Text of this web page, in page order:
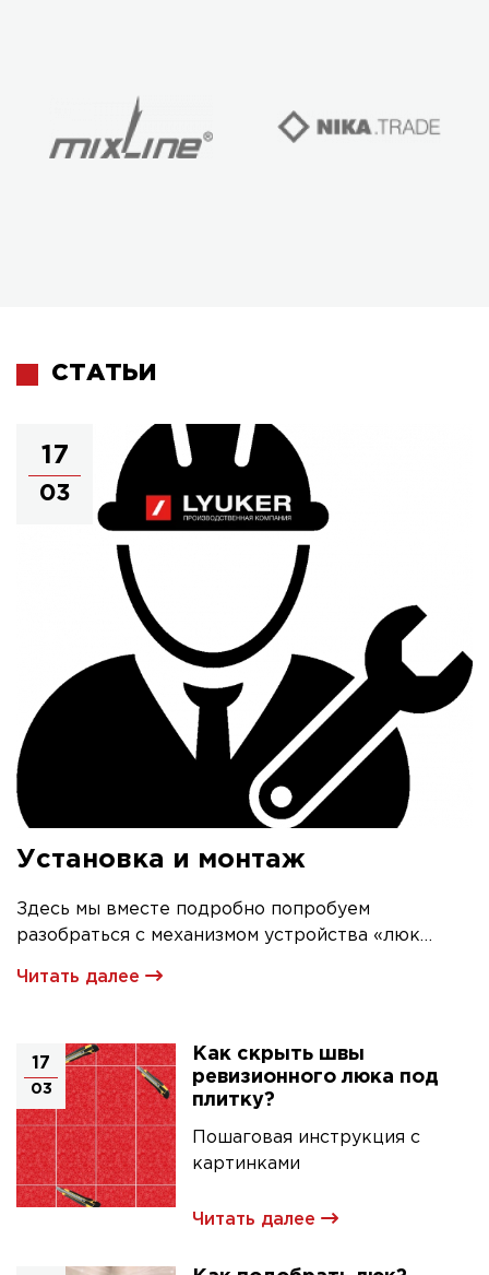
СТАТЬИ
17
03
Установка и монтаж
Здесь мы вместе подробно попробуем
разобраться с механизмом устройства «люк
Читать далее
17
03
Как скрыть швы
ревизионного люка под
плитку?
Пошаговая инструкция с
картинками
Читать далее